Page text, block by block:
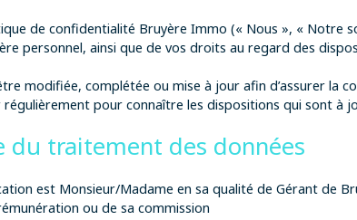
de confidentialité Bruyère Immo (« Nous », « Notre
personnel, ainsi que de vos droits au regard des
modifiée, complétée ou mise à jour afin d’assurer la
pour connaître les dispositions qui sont à
du traitement des données
est Monsieur/Madame en sa qualité de Gérant de
ou de sa commission